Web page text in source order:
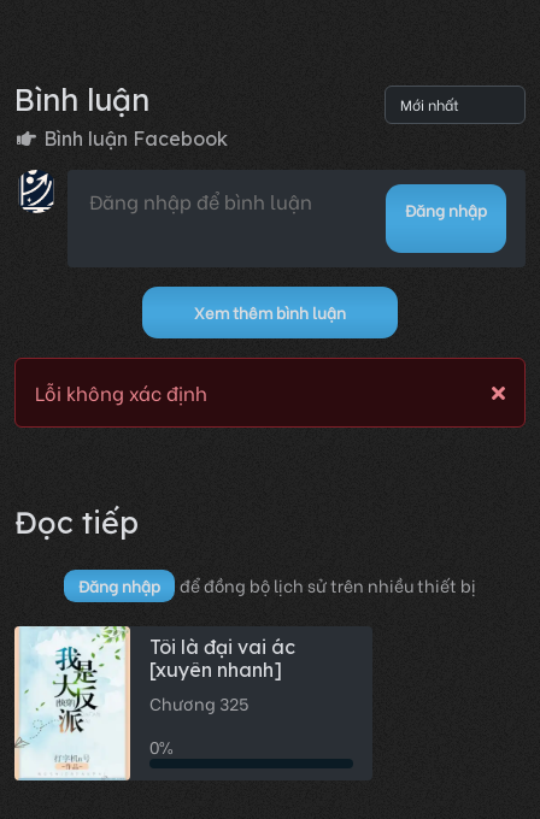
Bình luận
Bình luận Facebook
Đăng nhập
Xem thêm bình luận
Lỗi không xác định
Đọc tiếp
Đăng nhập để đồng bộ lịch sử trên nhiều thiết bị
Tôi là đại vai ác
[xuyên nhanh]
Chương 325
0%